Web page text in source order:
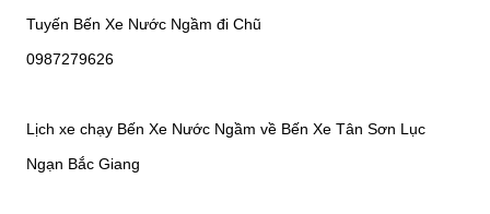
Tuyến Bến Xe Nước Ngầm đi Chũ
0987279626
Lịch xe chạy Bến Xe Nước Ngầm về Bến Xe Tân Sơn Lục
Ngạn Bắc Giang